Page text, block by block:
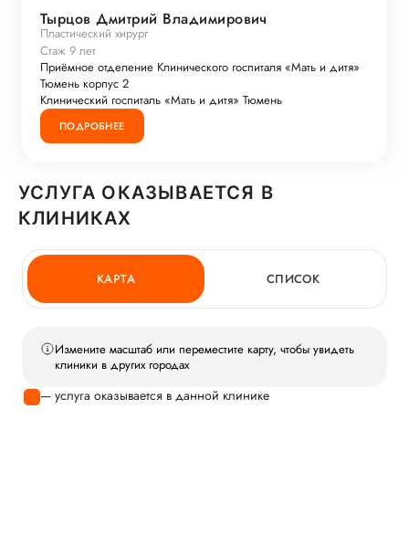
Тырцов Дмитрий Владимирович
Пластический хирург
Стаж 9 лет
Приёмное отделение Клинического госпиталя «Мать и дитя»
Тюмень корпус 2
Клинический госпиталь «Мать и дитя» Тюмень
ПОДРОБНЕЕ
УСЛУГА ОКАЗЫВАЕТСЯ В
КЛИНИКАХ
КАРТА СПИСОК
Измените масштаб или переместите карту, чтобы увидеть
клиники в других городах
— услуга оказывается в данной клинике